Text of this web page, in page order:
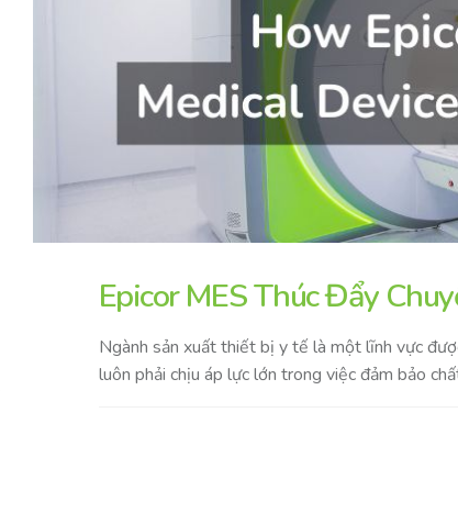
Epicor MES Thúc Đẩy
Ngành sản xuất thiết bị y tế là một lĩnh vực
luôn phải chịu áp lực lớn trong việc đảm bảo